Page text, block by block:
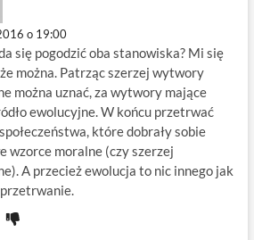
o 19:00
się pogodzić oba stanowiska? Mi się
można. Patrząc szerzej wytwory
można uznać, za wytwory mające
ewolucyjne. W końcu przetrwać
które dobrały sobie
wzorce moralne (czy szerzej
A przecież ewolucja to nic innego jak